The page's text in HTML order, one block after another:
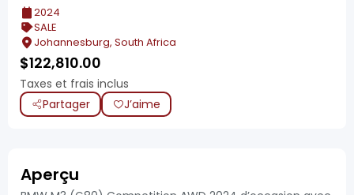
2024
SALE
Johannesburg, South Africa
$122,810.00
Taxes et frais inclus
Partager
J’aime
Aperçu